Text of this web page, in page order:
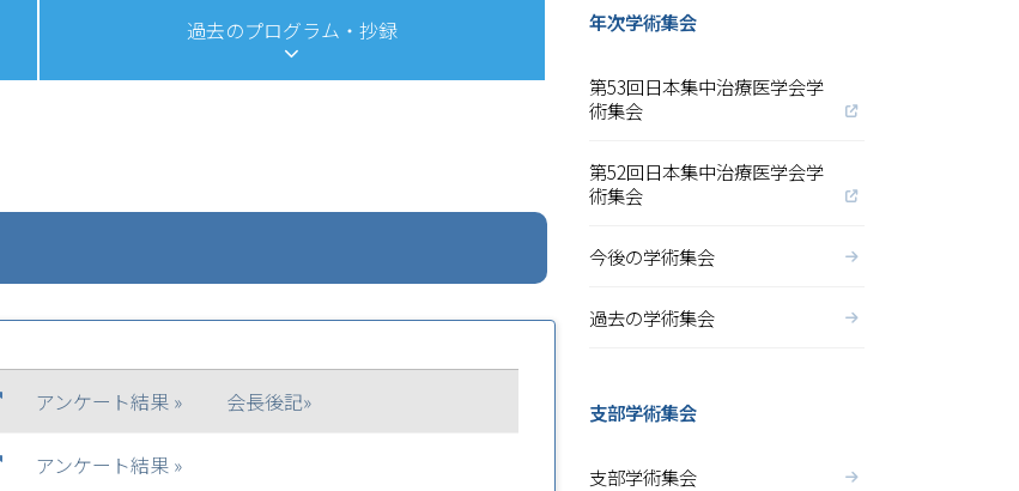
過去のプログラム・抄録
アンケート結果 » 会長後記»
アンケート結果 »
年次学術集会
第53回日本集中治療医学会学
術集会
第52回日本集中治療医学会学
術集会
今後の学術集会
過去の学術集会
支部学術集会
支部学術集会